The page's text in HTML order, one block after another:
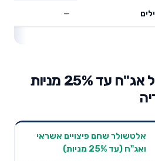
—
השוואת מיטב גמל אג"ח עד 25% מניות
שנתית 3
תשואה
שנתית 5
דמי ניהול
אלטשולר שחם פיצויים אשראי
ואג"ח (עד 25% מניות)